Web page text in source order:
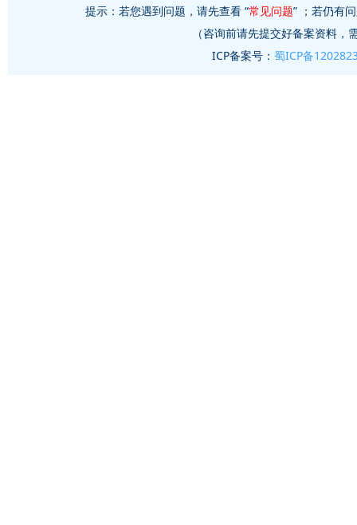
提示：若您遇到问题，请先查看 “常见问题” ；若仍有
（咨询前请先提交好备案资料
ICP备案号： 蜀ICP备